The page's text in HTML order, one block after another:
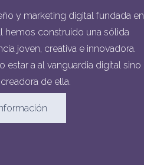
y marketing digital fundada en
hemos construido una sólida
joven, creativa e innovadora.
estar a al vanguardia digital sino
de ella.